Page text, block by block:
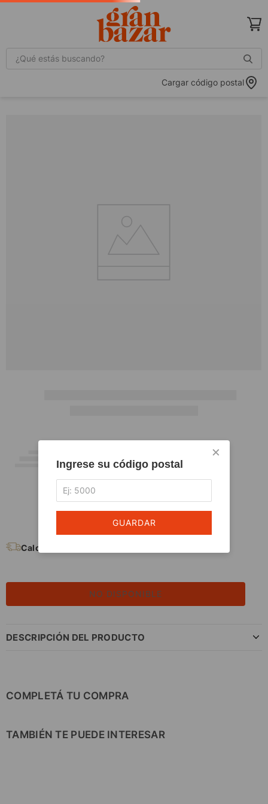
¿Qué estás buscando?
Cargar código postal
×
Ingrese su código postal
GUARDAR
Calculá tu Envío
NO DISPONIBLE
DESCRIPCIÓN DEL PRODUCTO
COMPLETÁ TU COMPRA
TAMBIÉN TE PUEDE INTERESAR